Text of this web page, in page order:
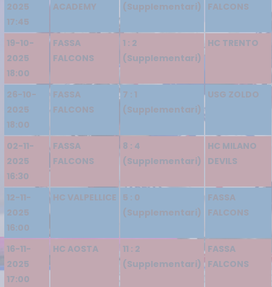
2025
17:45
ACADEMY
(Supplementari)
FALCONS
19-10-
2025
18:00
FASSA
FALCONS
1 : 2
(Supplementari)
HC TRENTO
26-10-
2025
18:00
FASSA
FALCONS
7 : 1
(Supplementari)
USG ZOLDO
02-11-
2025
16:30
FASSA
FALCONS
8 : 4
(Supplementari)
HC MILANO
DEVILS
12-11-
2025
16:00
HC VALPELLICE 5 : 0
(Supplementari)
FASSA
FALCONS
16-11-
2025
17:00
HC AOSTA
11 : 2
(Supplementari)
FASSA
FALCONS